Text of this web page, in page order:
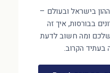
בישראל ובעולם –
בבורסות, איך זה
ומה חשוב לדעת
הקרוב.